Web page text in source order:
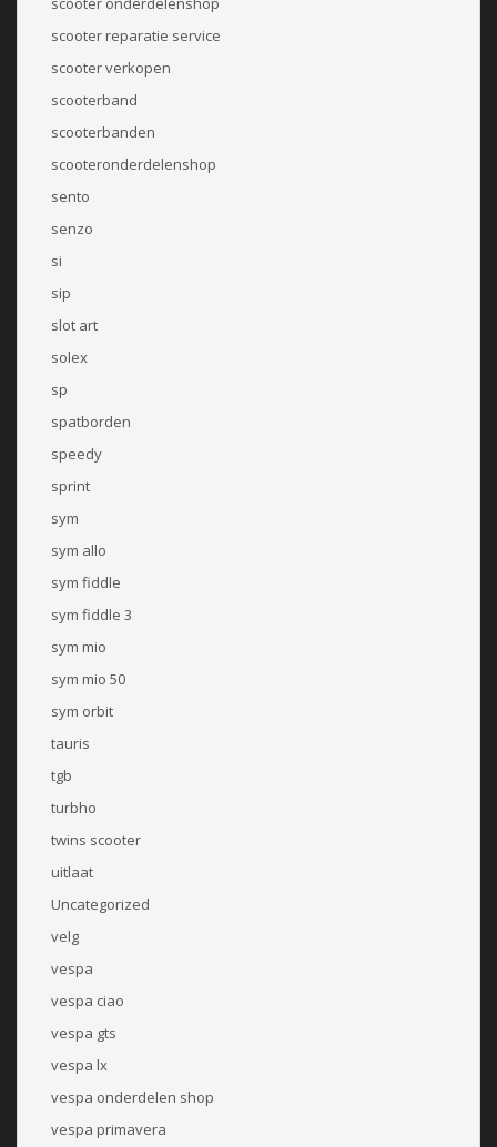
scooter reparatie service
scooter verkopen
scooterband
scooterbanden
scooteronderdelenshop
sento
senzo
si
sip
slot art
solex
sp
spatborden
speedy
sprint
sym
sym allo
sym fiddle
sym fiddle 3
sym mio
sym mio 50
sym orbit
tauris
tgb
turbho
twins scooter
uitlaat
Uncategorized
velg
vespa
vespa ciao
vespa gts
vespa lx
vespa onderdelen shop
vespa primavera